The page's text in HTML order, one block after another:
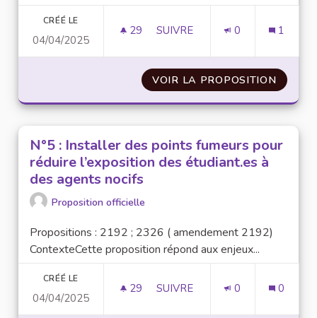
CRÉÉ LE
04/04/2025
29 29 ABONNÉS
SUIVRE 0 1
VOIR LA PROPOSITION N°22
N°5 : Installer des points fumeurs pour
réduire l’exposition des étudiant.es à
des agents nocifs
Proposition officielle
Propositions : 2192 ; 2326 ( amendement 2192)
ContexteCette proposition répond aux enjeux...
CRÉÉ LE
04/04/2025
29 29 ABONNÉS
SUIVRE 0 0